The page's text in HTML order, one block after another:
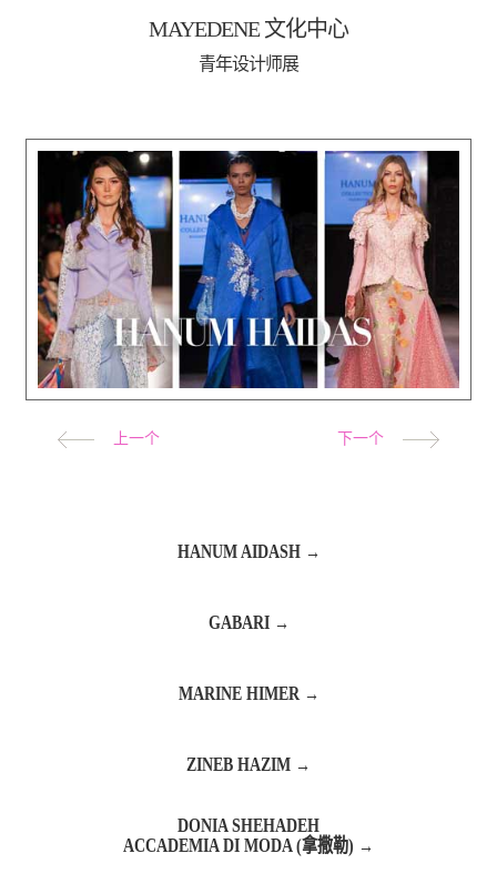
MAYEDENE 文化中心
青年设计师展
HANUM AIDASH →
GABARI →
MARINE HIMER →
ZINEB HAZIM →
DONIA SHEHADEH
ACCADEMIA DI MODA (拿撒勒) →